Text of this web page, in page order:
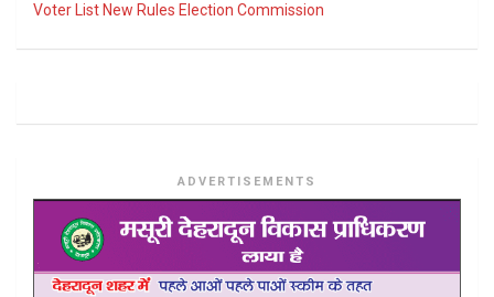
Voter List New Rules Election Commission
ADVERTISEMENTS